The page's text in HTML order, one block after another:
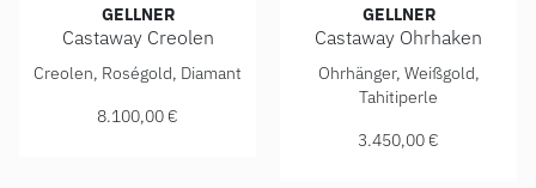
GELLNER
Castaway Creolen
Gellner Castaway Creolen, Ref: 5-24132-02, Preis:
Creolen, Roségold, Diamant
8.100,00 €
GELLNER
Castaway Ohrhaken
Gellner Castaway
Ohrhänger, Weißgold,
Tahitiperle
3.450,00 €